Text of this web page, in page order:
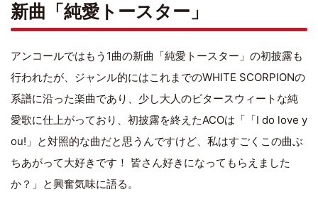
新曲「純愛トースター」
アンコールではもう1曲の新曲「純愛トースター」の初披露も
行われたが、ジャンル的にはこれまでのWHITE SCORPIONの
系譜に沿った楽曲であり、少し大人のビタースウィートな純
愛歌に仕上がっており、初披露を終えたACOは「「I do love y
ou!」と対照的な曲だと思うんですけど、私はすごくこの曲ぶ
ちあがって大好きです！ 皆さん好きになってもらえました
か？」と興奮気味に語る。